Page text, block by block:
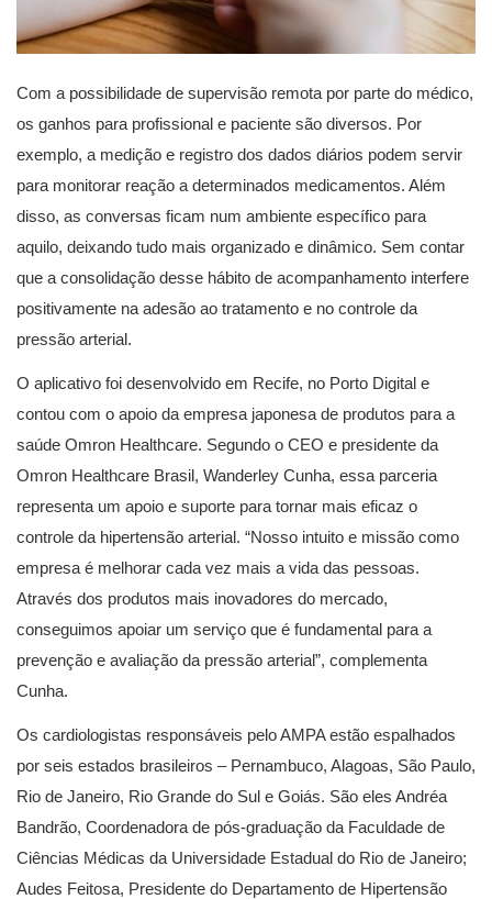
Com a possibilidade de supervisão remota por parte do médico,
os ganhos para profissional e paciente são diversos. Por
exemplo, a medição e registro dos dados diários podem servir
para monitorar reação a determinados medicamentos. Além
disso, as conversas ficam num ambiente específico para
aquilo, deixando tudo mais organizado e dinâmico. Sem contar
que a consolidação desse hábito de acompanhamento interfere
positivamente na adesão ao tratamento e no controle da
pressão arterial.
O aplicativo foi desenvolvido em Recife, no Porto Digital e
contou com o apoio da empresa japonesa de produtos para a
saúde Omron Healthcare. Segundo o CEO e presidente da
Omron Healthcare Brasil, Wanderley Cunha, essa parceria
representa um apoio e suporte para tornar mais eficaz o
controle da hipertensão arterial. “Nosso intuito e missão como
empresa é melhorar cada vez mais a vida das pessoas.
Através dos produtos mais inovadores do mercado,
conseguimos apoiar um serviço que é fundamental para a
prevenção e avaliação da pressão arterial”, complementa
Cunha.
Os cardiologistas responsáveis pelo AMPA estão espalhados
por seis estados brasileiros – Pernambuco, Alagoas, São Paulo,
Rio de Janeiro, Rio Grande do Sul e Goiás. São eles Andréa
Bandrão, Coordenadora de pós-graduação da Faculdade de
Ciências Médicas da Universidade Estadual do Rio de Janeiro;
Audes Feitosa, Presidente do Departamento de Hipertensão